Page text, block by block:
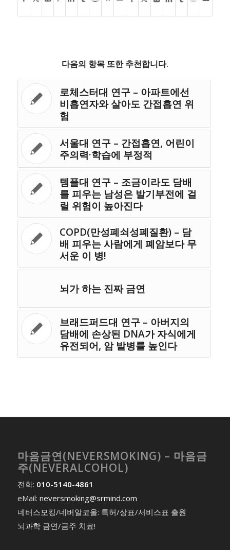
다음의 항목 또한 추천합니다.
로체스터대 연구 – 아파트에선
비흡연자와 살아도 간접흡연 위
험
서울대 연구 – 간접흡연, 어린이
주의력·학습에 부정적
템플대 연구 – 조금이라도 담배
를 피우는 남성은 발기부전에 걸
릴 위험이 높아진다
COPD(만성폐쇠성폐질환) – 담
배 피우는 사람에게 폐암보다 무
서운 이 병!
뇌가 하는 진짜 금연
브래드퍼드대 연구 – 아버지의
담배에 손상된 DNA가 자식에게
유전되어, 암 발병률 높인다
마음금연(NEVERSMOKING) – 마음금
주(NEVERALCOHOL)
전화: 010-5140-4861
eMail: neversmoking@srmind.com
네버스모킹/네버알코올: 특허/상표/서비스표 출원
뇌과학 금연/금주 치료!